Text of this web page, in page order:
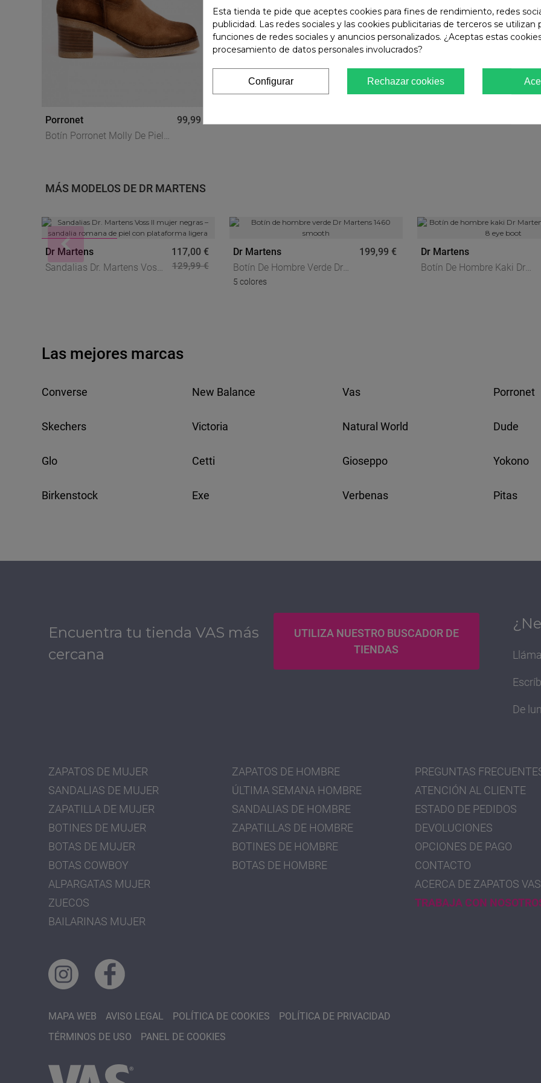
Porronet
Botín Porronet Molly De Piel
99,99 €
MÁS MODELOS DE DR MARTENS
REBAJAS
Dr Martens
Sandalias Dr. Martens Voss
117,00 €
129,99 €
Dr Martens
Botín De Hombre Verde Dr
Martens 1460 Smooth
5 colores
199,99 €
Dr Martens
Botín De Hombre Kaki Dr
Las mejores marcas
Converse New Balance Vas Porronet
Skechers Victoria Natural World Dude
Glo Cetti Gioseppo Yokono
Birkenstock Exe Verbenas Pitas
Encuentra tu tienda VAS más
cercana
UTILIZA NUESTRO BUSCADOR DE
TIENDAS
De
ZAPATOS DE MUJER
SANDALIAS DE MUJER
ZAPATILLA DE MUJER
BOTINES DE MUJER
BOTAS DE MUJER
BOTAS COWBOY
ALPARGATAS MUJER
ZUECOS
BAILARINAS MUJER
ZAPATOS DE HOMBRE
ÚLTIMA SEMANA HOMBRE
SANDALIAS DE HOMBRE
ZAPATILLAS DE HOMBRE
BOTINES DE HOMBRE
BOTAS DE HOMBRE
PREGUNTAS
ATENCIÓN AL CLIENTE
ESTADO DE PEDIDOS
DEVOLUCIONES
OPCIONES DE PAGO
CONTACTO
ACERCA DE ZAPATOS VAS
TRABAJA CON
MAPA WEB AVISO LEGAL POLÍTICA DE COOKIES
POLÍTICA DE PRIVACIDAD
TÉRMINOS DE USO
PANEL DE COOKIES
Esta tienda te pide que aceptes cookies para fines de rendimiento, redes
publicidad. Las redes sociales y las cookies publicitarias de terceros se utilizan
funciones de redes sociales y anuncios personalizados. ¿Aceptas estas
procesamiento de datos personales involucrados?
Rechazar cookies
Configurar